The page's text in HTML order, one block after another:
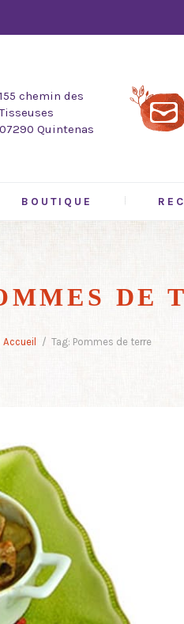
155 chemin des
Tisseuses
07290 Quintenas
BOUTIQUE
DE
Accueil Tag: Pommes de terre